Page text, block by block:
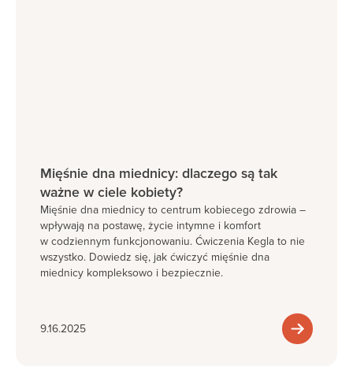
Mięśnie dna miednicy: dlaczego są tak
ważne w ciele kobiety?
Mięśnie dna miednicy to centrum kobiecego zdrowia –
wpływają na postawę, życie intymne i komfort
w codziennym funkcjonowaniu. Ćwiczenia Kegla to nie
wszystko. Dowiedz się, jak ćwiczyć mięśnie dna
miednicy kompleksowo i bezpiecznie.
9.16.2025